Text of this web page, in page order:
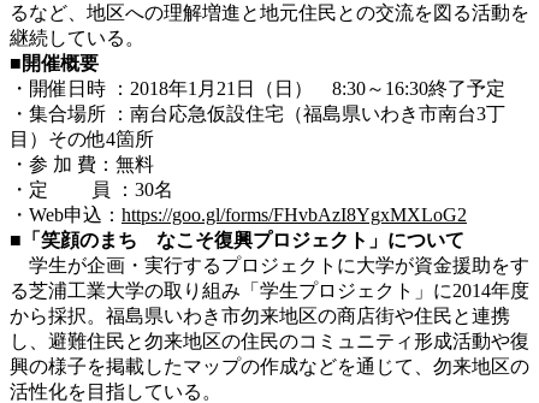
るなど、地区への理解増進と地元住民との交流を図る活動を
継続している。
■開催概要
・開催日時 ：2018年1月21日（日） 8:30～16:30終了予定
・集合場所 ：南台応急仮設住宅（福島県いわき市南台3丁
目）その他4箇所
・参 加 費：無料
・定 員 ：30名
・Web申込： https://goo.gl/forms/FHvbAzI8YgxMXLoG2
■ 「笑顔のまち なこそ復興プロジェクト」について
学生が企画・実行するプロジェクトに大学が資金援助をす
る芝浦工業大学の取り組み「学生プロジェクト」に2014年度
から採択。福島県いわき市勿来地区の商店街や住民と連携
し、避難住民と勿来地区の住民のコミュニティ形成活動や復
興の様子を掲載したマップの作成などを通じて、勿来地区の
活性化を目指している。